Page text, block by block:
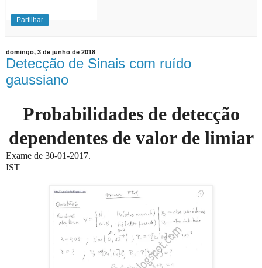
EnsinoSuperior
Partilhar
domingo, 3 de junho de 2018
Detecção de Sinais com ruído
gaussiano
Probabilidades de detecção
dependentes de valor de limiar
Exame de 30-01-2017.
IST